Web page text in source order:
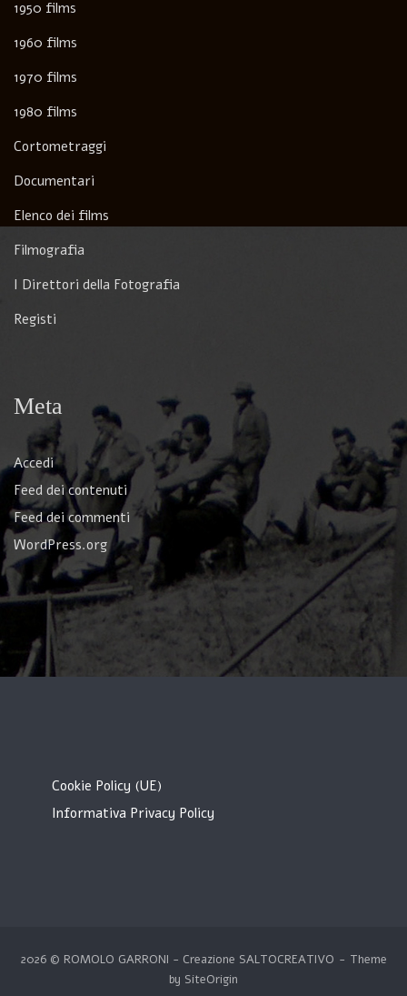
1950 films
1960 films
1970 films
1980 films
Cortometraggi
Documentari
Elenco dei films
Filmografia
I Direttori della Fotografia
Registi
Meta
Accedi
Feed dei contenuti
Feed dei commenti
WordPress.org
Cookie Policy (UE)
Informativa Privacy Policy
2026 © ROMOLO GARRONI - Creazione SALTOCREATIVO
Theme
by SiteOrigin